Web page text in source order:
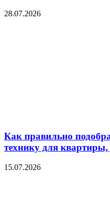
28.07.2026
Как правильно
технику для
15.07.2026